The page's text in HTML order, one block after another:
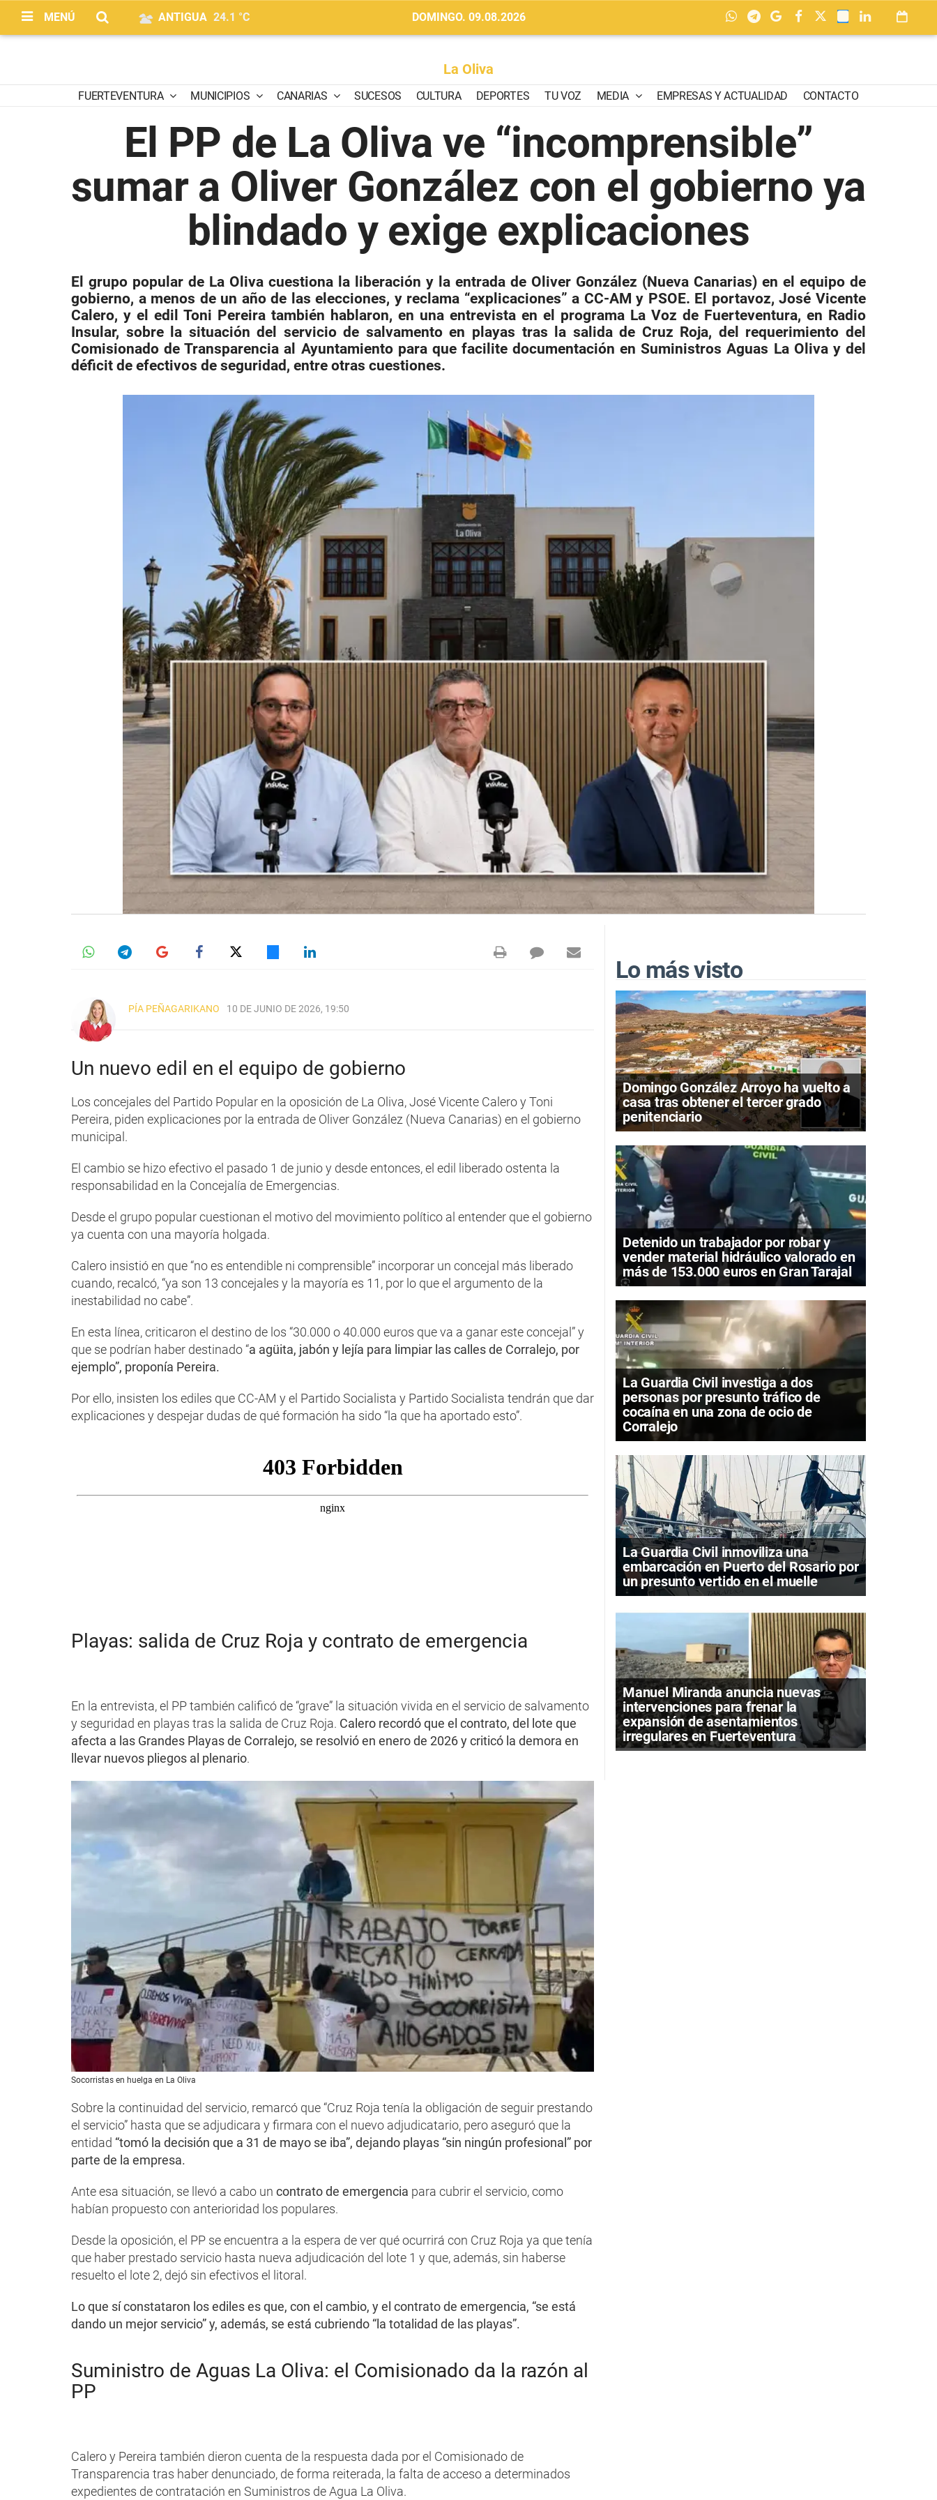
MENÚ ANTIGUA 24.1 °C DOMINGO. 09.08.2026
La Oliva
FUERTEVENTURA MUNICIPIOS CANARIAS SUCESOS CULTURA DEPORTES TU VOZ MEDIA EMPRESAS Y ACTUALIDAD CONTACTO
El PP de La Oliva ve “incomprensible”
sumar a Oliver González con el gobierno ya
blindado y exige explicaciones
El grupo popular de La Oliva cuestiona la liberación y la entrada de Oliver González (Nueva Canarias) en el equipo de
gobierno, a menos de un año de las elecciones, y reclama “explicaciones” a CC-AM y PSOE. El portavoz, José Vicente
Calero, y el edil Toni Pereira también hablaron, en una entrevista en el programa La Voz de Fuerteventura, en Radio
Insular, sobre la situación del servicio de salvamento en playas tras la salida de Cruz Roja, del requerimiento del
Comisionado de Transparencia al Ayuntamiento para que facilite documentación en Suministros Aguas La Oliva y del
déficit de efectivos de seguridad, entre otras cuestiones.
PÍA PEÑAGARIKANO 10 DE JUNIO DE 2026, 19:50
Un nuevo edil en el equipo de gobierno
Los concejales del Partido Popular en la oposición de La Oliva, José Vicente Calero y Toni
Pereira, piden explicaciones por la entrada de Oliver González (Nueva Canarias) en el gobierno
municipal.
El cambio se hizo efectivo el pasado 1 de junio y desde entonces, el edil liberado ostenta la
responsabilidad en la Concejalía de Emergencias.
Desde el grupo popular cuestionan el motivo del movimiento político al entender que el gobierno
ya cuenta con una mayoría holgada.
Calero insistió en que “no es entendible ni comprensible” incorporar un concejal más liberado
cuando, recalcó, “ya son 13 concejales y la mayoría es 11, por lo que el argumento de la
inestabilidad no cabe”.
En esta línea, criticaron el destino de los “30.000 o 40.000 euros que va a ganar este concejal” y
que se podrían haber destinado “a agüita, jabón y lejía para limpiar las calles de Corralejo, por
ejemplo”, proponía Pereira.
Por ello, insisten los ediles que CC-AM y el Partido Socialista y Partido Socialista tendrán que dar
explicaciones y despejar dudas de qué formación ha sido “la que ha aportado esto”.
Playas: salida de Cruz Roja y contrato de emergencia
En la entrevista, el PP también calificó de “grave” la situación vivida en el servicio de salvamento
y seguridad en playas tras la salida de Cruz Roja. Calero recordó que el contrato, del lote que
afecta a las Grandes Playas de Corralejo, se resolvió en enero de 2026 y criticó la demora en
llevar nuevos pliegos al plenario.
Socorristas en huelga en La Oliva
Sobre la continuidad del servicio, remarcó que “Cruz Roja tenía la obligación de seguir prestando
el servicio” hasta que se adjudicara y firmara con el nuevo adjudicatario, pero aseguró que la
entidad “tomó la decisión que a 31 de mayo se iba”, dejando playas “sin ningún profesional” por
parte de la empresa.
Ante esa situación, se llevó a cabo un contrato de emergencia para cubrir el servicio, como
habían propuesto con anterioridad los populares.
Desde la oposición, el PP se encuentra a la espera de ver qué ocurrirá con Cruz Roja ya que tenía
que haber prestado servicio hasta nueva adjudicación del lote 1 y que, además, sin haberse
resuelto el lote 2, dejó sin efectivos el litoral.
Lo que sí constataron los ediles es que, con el cambio, y el contrato de emergencia, “se está
dando un mejor servicio” y, además, se está cubriendo “la totalidad de las playas”.
Suministro de Aguas La Oliva: el Comisionado da la razón al
PP
Calero y Pereira también dieron cuenta de la respuesta dada por el Comisionado de
Transparencia tras haber denunciado, de forma reiterada, la falta de acceso a determinados
expedientes de contratación en Suministros de Agua La Oliva.
Lo más visto
Domingo González Arroyo ha vuelto a
casa tras obtener el tercer grado
penitenciario
Detenido un trabajador por robar y
vender material hidráulico valorado en
más de 153.000 euros en Gran Tarajal
La Guardia Civil investiga a dos
personas por presunto tráfico de
cocaína en una zona de ocio de
Corralejo
La Guardia Civil inmoviliza una
embarcación en Puerto del Rosario por
un presunto vertido en el muelle
Manuel Miranda anuncia nuevas
intervenciones para frenar la
expansión de asentamientos
irregulares en Fuerteventura